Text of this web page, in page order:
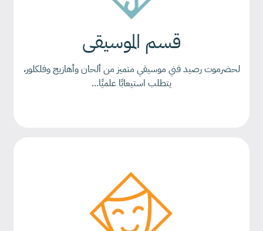
قسم الموسيقى
لحضرموت رصيد فني موسيقي متميز من ألحان وأهازيج وفلكلور،
يتطلب استيعابًا علميًا...